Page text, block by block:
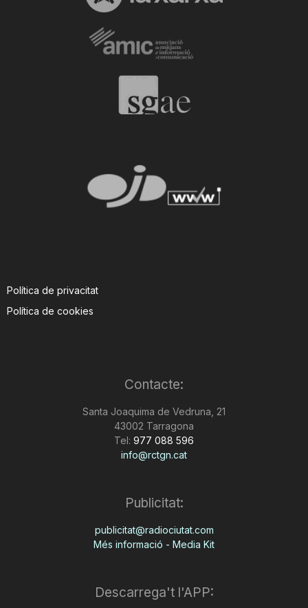
Política de privacitat
Política de cookies
Contacte:
Santa Joaquima de Vedruna, 21
43002 Tarragona
Tel: 977 088 596
info@rctgn.cat
Publicitat:
publicitat@radiociutat.com
Més informació - Media Kit
Descarrega't l'APP: